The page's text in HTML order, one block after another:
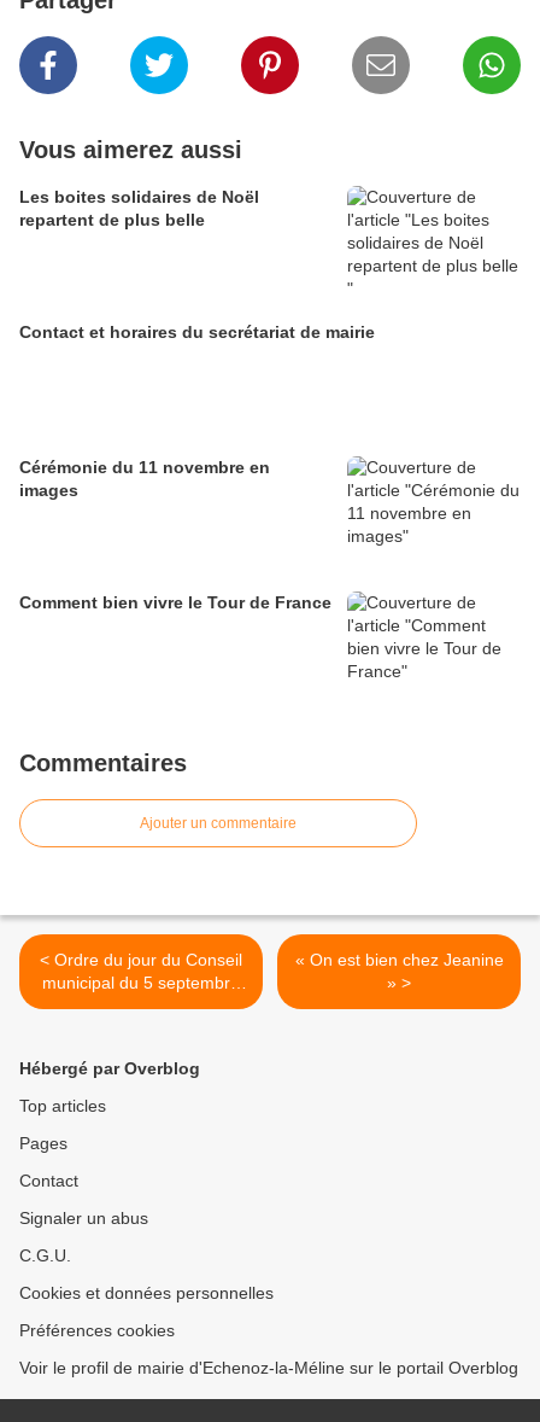
Vous aimerez aussi
Les boites solidaires de Noël
repartent de plus belle
Contact et horaires du secrétariat de mairie
Cérémonie du 11 novembre en
images
Comment bien vivre le Tour de France
Commentaires
Ajouter un commentaire
< Ordre du jour du Conseil
municipal du 5 septembre
2012
« On est bien chez Jeanine
» >
Hébergé par Overblog
Top articles
Pages
Contact
Signaler un abus
C.G.U.
Cookies et données personnelles
Préférences cookies
Voir le profil de mairie d'Echenoz-la-Méline sur le portail Overblog